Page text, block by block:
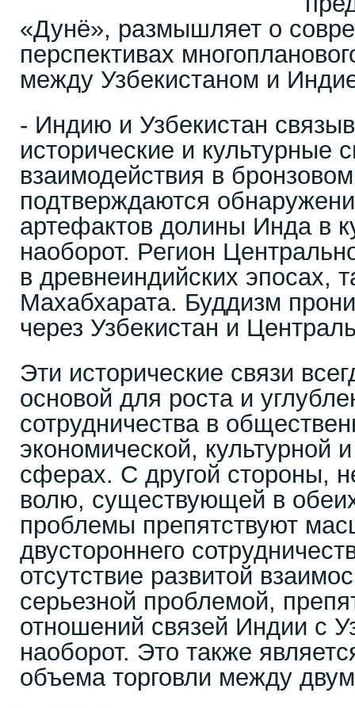
«Дунё», размышляет о
перспективах
между Узбекистаном и
- Индию и Узбекистан
исторические и культурные
взаимодействия в
подтверждаются
артефактов долины Инда в
наоборот. Регион
в древнеиндийских эпосах,
Махабхарата. Буддизм
через Узбекистан и
Эти исторические связи
основой для роста и
сотрудничества в
экономической, культурной
сферах. С другой стороны,
волю, существующей в
проблемы препятствуют
двустороннего
отсутствие развитой
серьезной проблемой,
отношений связей Индии с
наоборот. Это также
объема торговли между